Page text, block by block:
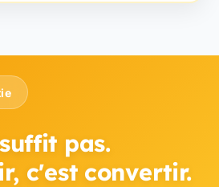
pas.
c'est convertir.